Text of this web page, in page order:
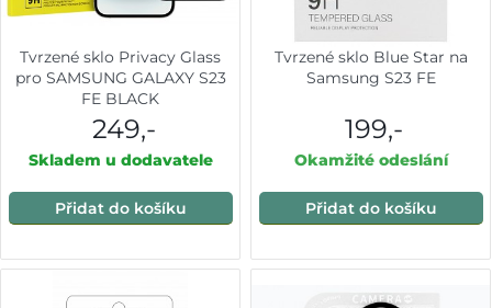
Tvrzené sklo Privacy Glass
pro SAMSUNG GALAXY S23
FE BLACK
249,-
Skladem u dodavatele
Přidat do košíku
Tvrzené sklo Blue Star na
Samsung S23 FE
199,-
Okamžité odeslání
Přidat do košíku